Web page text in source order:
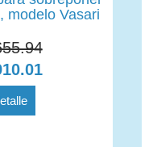
modelo Vasari